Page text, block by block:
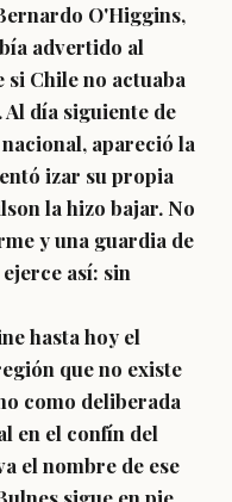
O'Higgins,
advertido al
si Chile no actuaba
día siguiente de
apareció la
izar su propia
la hizo bajar. No
y una guardia de
así: sin
hasta hoy el
que no existe
como deliberada
en el confín del
el nombre de ese